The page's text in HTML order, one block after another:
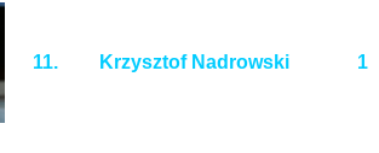
11. Krzysztof Nadrowski 1